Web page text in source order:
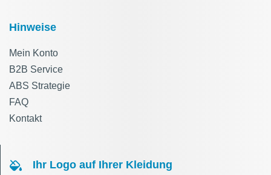
Hinweise
Mein Konto
B2B Service
ABS Strategie
FAQ
Kontakt
Ihr Logo auf Ihrer Kleidung